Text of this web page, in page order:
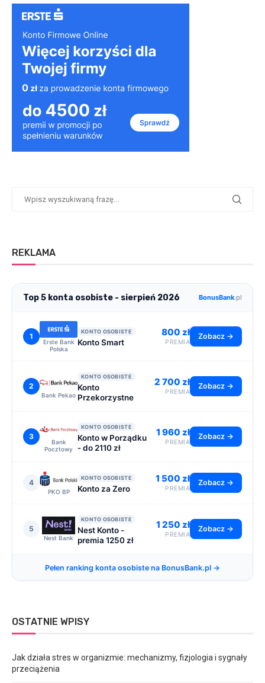
REKLAMA
Top 5 konta osobiste - sierpień 2026 BonusBank.pl
1
Erste Bank
Polska
KONTO OSOBISTE
Konto Smart
800 zł
PREMIA
Zobacz →
2
Bank Pekao
KONTO OSOBISTE
Konto
Przekorzystne
2 700 zł
PREMIA
Zobacz →
3
Bank
Pocztowy
KONTO OSOBISTE
Konto w Porządku
- do 2110 zł
1 960 zł
PREMIA
Zobacz →
4
PKO BP
KONTO OSOBISTE
Konto za Zero
1 500 zł
PREMIA
Zobacz →
5
Nest Bank
KONTO OSOBISTE
Nest Konto -
premia 1250 zł
1 250 zł
PREMIA
Zobacz →
Pełen ranking konta osobiste na BonusBank.pl →
OSTATNIE WPISY
Jak działa stres w organizmie: mechanizmy, fizjologia i sygnały
przeciążenia